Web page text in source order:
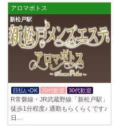
アロマポトス
新松戸駅
日払いOK 20代歓迎 30代歓迎
R常磐線・JR武蔵野線「新松戸駅」
徒歩1分程度♪ 通勤もらくらくです♪
日…